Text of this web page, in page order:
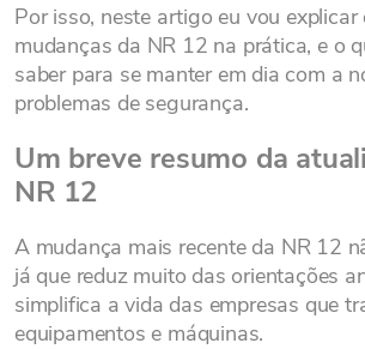
Por isso, neste artigo eu vou explicar
mudanças da NR 12 na prática, e o
saber para se manter em dia com a
problemas de segurança.
Um breve resumo da
NR 12
A mudança mais recente da NR 12
já que reduz muito das orientações
simplifica a vida das empresas que
equipamentos e máquinas.